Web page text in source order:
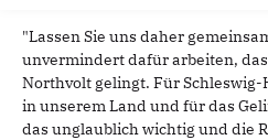
"Lassen Sie uns daher
unvermindert dafür arbeiten,
Northvolt gelingt. Für
in unserem Land und für das
das unglaublich wichtig und die